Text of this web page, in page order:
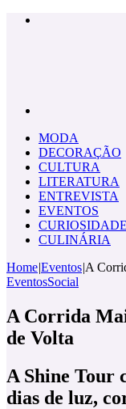
MODA
DECORAÇÃO
CULTURA
LITERATURA
ENTREVISTA
EVENTOS
CULINÁRIA
Home|Eventos|A
EventosSocial
A Corrida
de Volta
A Shine Tour
dias de luz,